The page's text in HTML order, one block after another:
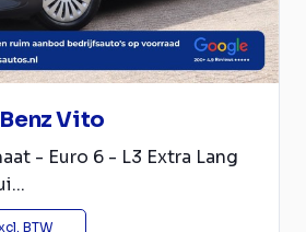
Vito
- Euro 6 - L3 Extra Lang
BTW